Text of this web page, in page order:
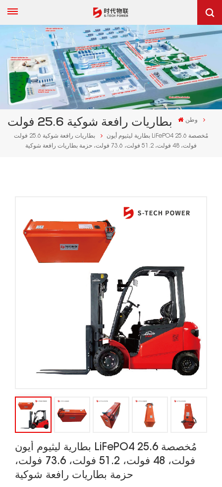
بطاريات رافعة شوكية 25.6 فولت وطن
بطاريات رافعة شوكية 25.6 فولت
بطارية ليثيوم أيون LiFePO4 مُخصصة 25.6
فولت، 48 فولت، 51.2 فولت، 73.6 فولت، حزمة بطاريات رافعة شوكية
بطارية ليثيوم أيون LiFePO4 مُخصصة 25.6
فولت، 48 فولت، 51.2 فولت، 73.6 فولت،
حزمة بطاريات رافعة شوكية